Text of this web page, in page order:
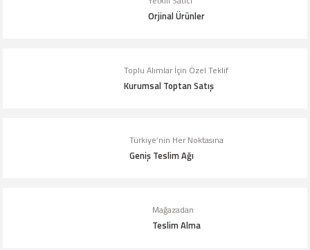
Ürün fiyatı diğer sitelerden daha pahalı.
Orjinal Ürünler
Toplu Alımlar İçin Özel Teklif
Kurumsal Toptan Satış
Türkiye’nin Her Noktasına
Geniş Teslim Ağı
Mağazadan
Teslim Alma